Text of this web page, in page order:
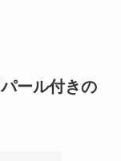
ール付きの